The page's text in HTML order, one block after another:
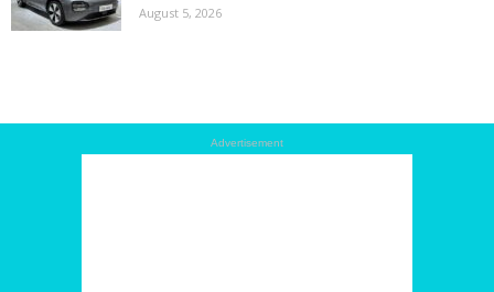
August 5, 2026
Advertisement